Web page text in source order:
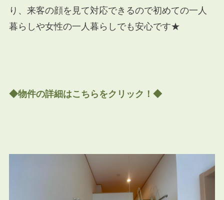
り、来客の顔を見て対応できるので初めての一人
暮らしや女性の一人暮らしでも安心です★
◆物件の詳細はこちらをクリック！◆